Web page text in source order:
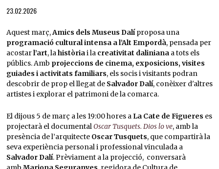
23.02.2026
Aquest març,Amics dels Museus Dalíproposa una
programació cultural intensa a l’Alt Empordà, pensada per
acostarl’art, lahistòriai la creativitat dalinianaa tots els
públics. Amb projeccions de cinema, exposicions, visites
guiades i activitats familiars, els socis i visitants podran
descobrir de prop el llegat de Salvador Dalí, conèixer d'altres
artistes i explorar el patrimoni de la comarca.
El dijous 5 de març a les 19:00 hores a La Cate de Figueres es
projectarà el documentalOscar Tusquets. Dios lo ve, amb la
presència de l’arquitecte Oscar Tusquets, que compartirà la
seva experiència personal i professional vinculada a
Salvador Dalí.Prèviament a la projecció, conversarà